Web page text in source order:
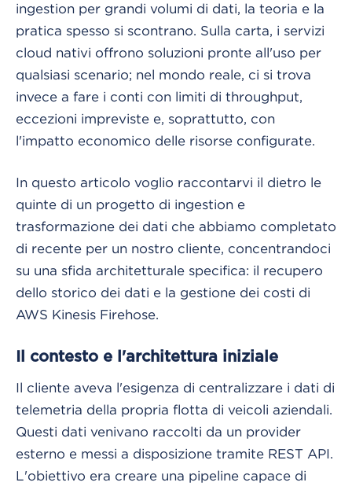
ingestion per grandi volumi di dati, la teoria e la
pratica spesso si scontrano. Sulla carta, i servizi
cloud nativi offrono soluzioni pronte all'uso per
qualsiasi scenario; nel mondo reale, ci si trova
invece a fare i conti con limiti di throughput,
eccezioni impreviste e, soprattutto, con
l'impatto economico delle risorse configurate.
In questo articolo voglio raccontarvi il dietro le
quinte di un progetto di ingestion e
trasformazione dei dati che abbiamo completato
di recente per un nostro cliente, concentrandoci
su una sfida architetturale specifica: il recupero
dello storico dei dati e la gestione dei costi di
AWS Kinesis Firehose.
Il contesto e l'architettura iniziale
Il cliente aveva l'esigenza di centralizzare i dati di
telemetria della propria flotta di veicoli aziendali.
Questi dati venivano raccolti da un provider
esterno e messi a disposizione tramite REST API.
L'obiettivo era creare una pipeline capace di